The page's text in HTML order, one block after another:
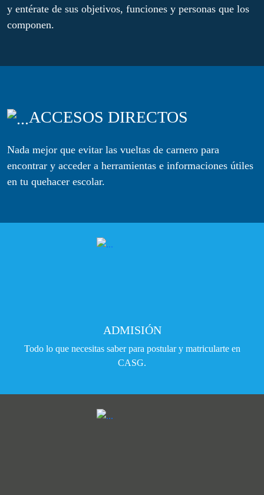
y entérate de sus objetivos, funciones y personas que los
componen.
ACCESOS DIRECTOS
Nada mejor que evitar las vueltas de carnero para
encontrar y acceder a herramientas e informaciones útiles
en tu quehacer escolar.
ADMISIÓN
Todo lo que necesitas saber para postular y matricularte en
CASG.